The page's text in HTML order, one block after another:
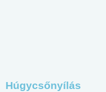
Húgycsőnyílás